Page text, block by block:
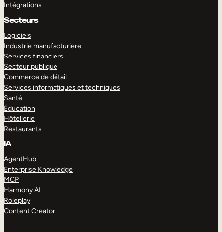
Intégrations
Secteurs
Logiciels
Industrie manufacturiere
Services financiers
Secteur publique
Commerce de détail
Services informatiques et techniques
Santé
Éducation
Hôtellerie
Restaurants
IA
AgentHub
Enterprise Knowledge
MCP
Harmony AI
Roleplay
Content Creator